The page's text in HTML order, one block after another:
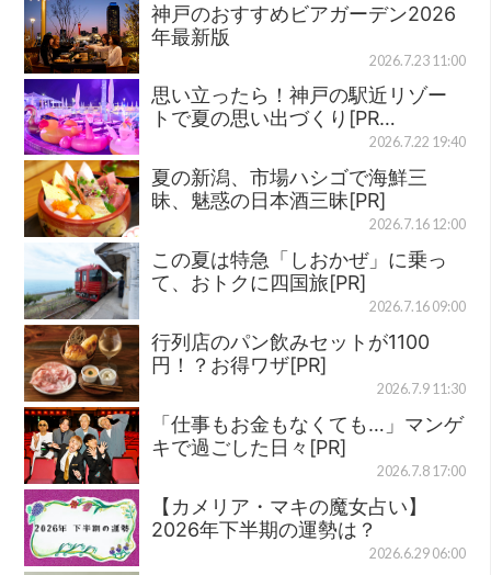
神戸のおすすめビアガーデン2026
年最新版
2026.7.23 11:00
思い立ったら！神戸の駅近リゾー
トで夏の思い出づくり[PR…
2026.7.22 19:40
夏の新潟、市場ハシゴで海鮮三
昧、魅惑の日本酒三昧[PR]
2026.7.16 12:00
この夏は特急「しおかぜ」に乗っ
て、おトクに四国旅[PR]
2026.7.16 09:00
行列店のパン飲みセットが1100
円！？お得ワザ[PR]
2026.7.9 11:30
「仕事もお金もなくても…」マンゲ
キで過ごした日々[PR]
2026.7.8 17:00
【カメリア・マキの魔女占い】
2026年下半期の運勢は？
2026.6.29 06:00